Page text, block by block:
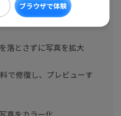
ブラウザで体験
CR2、NEF、NRW、
類以上の形式に対応
落とさずに写真を拡大
で修復し、プレビューす